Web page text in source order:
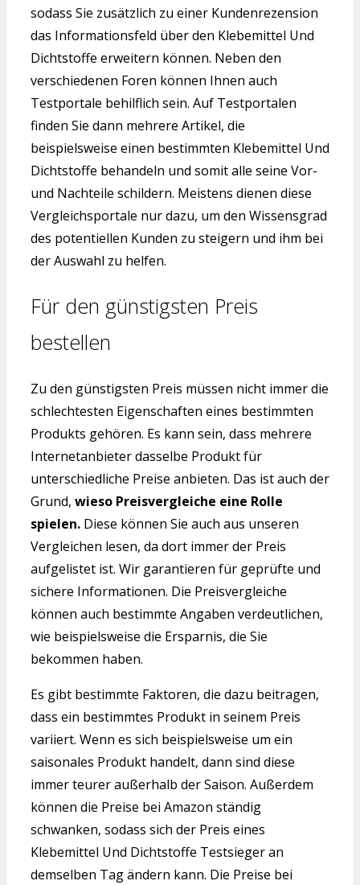
sodass Sie zusätzlich zu einer Kundenrezension
das Informationsfeld über den Klebemittel Und
Dichtstoffe erweitern können. Neben den
verschiedenen Foren können Ihnen auch
Testportale behilflich sein. Auf Testportalen
finden Sie dann mehrere Artikel, die
beispielsweise einen bestimmten Klebemittel Und
Dichtstoffe behandeln und somit alle seine Vor-
und Nachteile schildern. Meistens dienen diese
Vergleichsportale nur dazu, um den Wissensgrad
des potentiellen Kunden zu steigern und ihm bei
der Auswahl zu helfen.
Für den günstigsten Preis
bestellen
Zu den günstigsten Preis müssen nicht immer die
schlechtesten Eigenschaften eines bestimmten
Produkts gehören. Es kann sein, dass mehrere
Internetanbieter dasselbe Produkt für
unterschiedliche Preise anbieten. Das ist auch der
Grund, wieso Preisvergleiche eine Rolle
spielen. Diese können Sie auch aus unseren
Vergleichen lesen, da dort immer der Preis
aufgelistet ist. Wir garantieren für geprüfte und
sichere Informationen. Die Preisvergleiche
können auch bestimmte Angaben verdeutlichen,
wie beispielsweise die Ersparnis, die Sie
bekommen haben.
Es gibt bestimmte Faktoren, die dazu beitragen,
dass ein bestimmtes Produkt in seinem Preis
variiert. Wenn es sich beispielsweise um ein
saisonales Produkt handelt, dann sind diese
immer teurer außerhalb der Saison. Außerdem
können die Preise bei Amazon ständig
schwanken, sodass sich der Preis eines
Klebemittel Und Dichtstoffe Testsieger an
demselben Tag ändern kann. Die Preise bei